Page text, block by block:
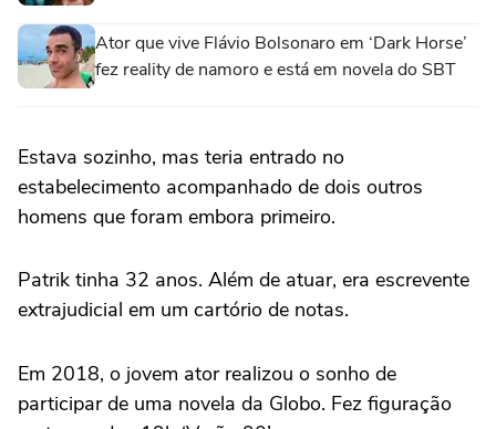
Ator que vive Flávio Bolsonaro em ‘Dark Horse’
fez reality de namoro e está em novela do SBT
Estava sozinho, mas teria entrado no
estabelecimento acompanhado de dois outros
homens que foram embora primeiro.
Patrik tinha 32 anos. Além de atuar, era escrevente
extrajudicial em um cartório de notas.
Em 2018, o jovem ator realizou o sonho de
participar de uma novela da Globo. Fez figuração